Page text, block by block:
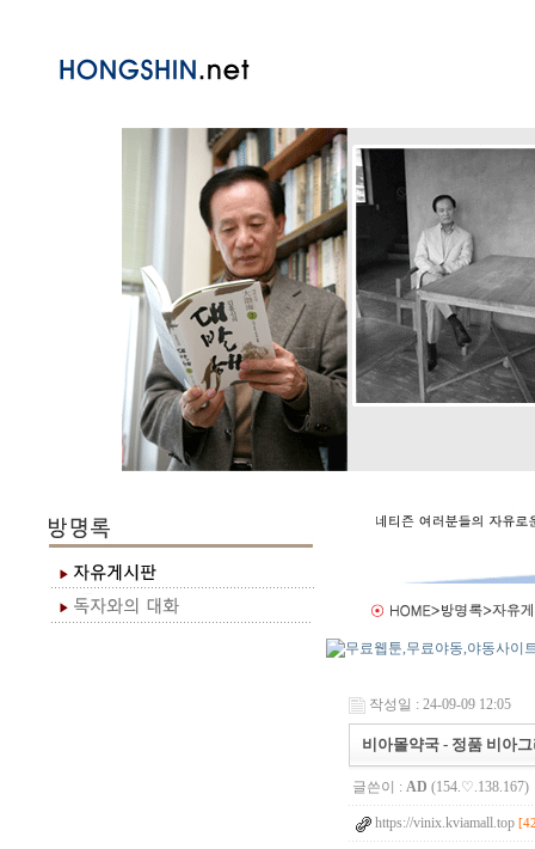
작성일 : 24-09-09 12:05
비아몰약국 - 정품 비아
글쓴이 : AD (154.♡.138.167)
https://vinix.kviamall.top